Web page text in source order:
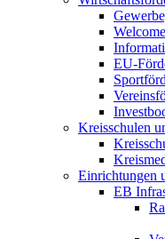
EU-
Kreisschulen
Einrichtungen
EB